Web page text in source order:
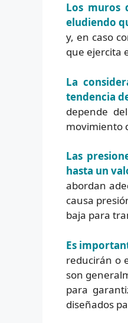
Los muros
eludiendo
y, en caso
que ejercita
La
tendencia
depende
movimiento
Las
hasta un
abordan
causa
baja para
Es
reducirán o
son
para
diseñados